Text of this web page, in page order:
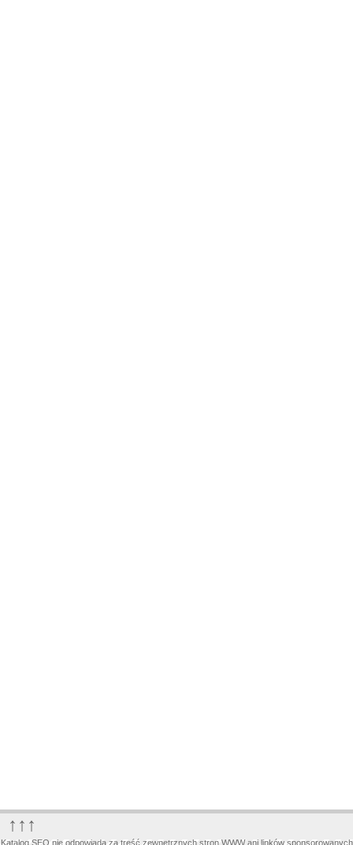
↑↑↑
Katalog SEO nie odpowiada za treść zewnętrznych stron WWW ani linków sponsorowanych